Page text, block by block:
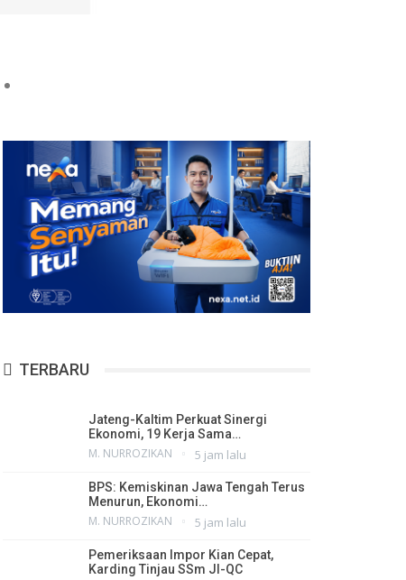
TERBARU
Jateng-Kaltim Perkuat Sinergi
Ekonomi, 19 Kerja Sama…
M. NURROZIKAN 5 jam lalu
BPS: Kemiskinan Jawa Tengah Terus
Menurun, Ekonomi…
M. NURROZIKAN 5 jam lalu
Pemeriksaan Impor Kian Cepat,
Karding Tinjau SSm JI-QC